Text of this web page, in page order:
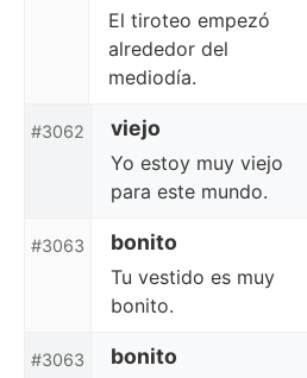
El tiroteo empezó
alrededor del
mediodía.
#3062 viejo
Yo estoy muy viejo
para este mundo.
#3063 bonito
Tu vestido es muy
bonito.
#3063 bonito